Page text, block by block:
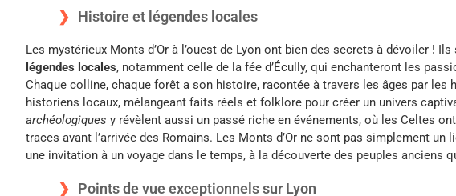
Histoire et légendes locales
Les mystérieux Monts d’Or à l’ouest de Lyon ont bien des secrets à dévoiler !
légendes locales, notamment celle de la fée d’Écully, qui enchanteront les
Chaque colline, chaque forêt a son histoire, racontée à travers les âges par les
historiens locaux, mélangeant faits réels et folklore pour créer un univers
archéologiques y révèlent aussi un passé riche en événements, où les Celtes
traces avant l’arrivée des Romains. Les Monts d’Or ne sont pas simplement un
une invitation à un voyage dans le temps, à la découverte des peuples anciens
Points de vue exceptionnels sur Lyon